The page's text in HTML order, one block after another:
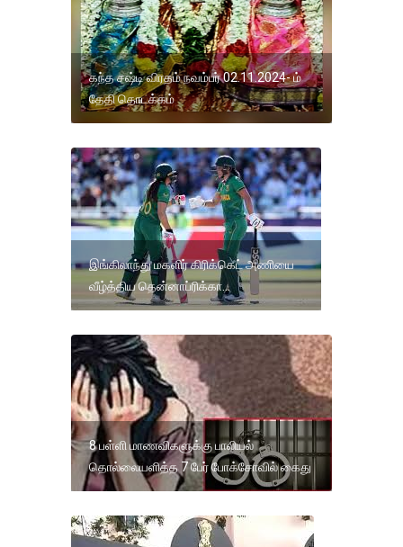
கந்த சஷ்டி விரதம் நவம்பர் 02.11.2024- ம்
தேதி தொடக்கம்
இங்கிலாந்து மகளிர் கிரிக்கெட் அணியை
வீழ்த்திய தென்னாப்ரிக்கா...
8 பள்ளி மாணவிகளுக்கு பாலியல்
தொல்லையளித்த 7 பேர் போக்சோவில் கைது